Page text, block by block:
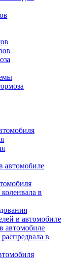
автомобиле
в
в автомобиле
автомобиле
в